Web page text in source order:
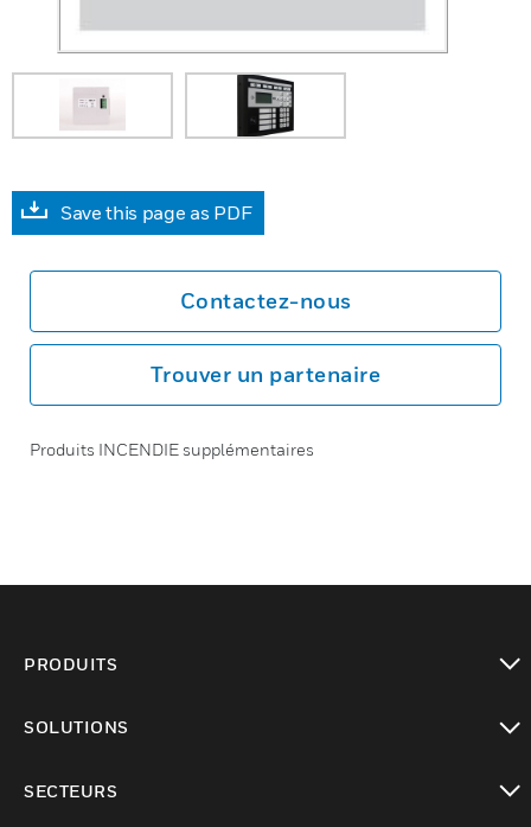
Save this page as PDF
Contactez-nous
Trouver un partenaire
Produits INCENDIE supplémentaires
PRODUITS
SOLUTIONS
SECTEURS